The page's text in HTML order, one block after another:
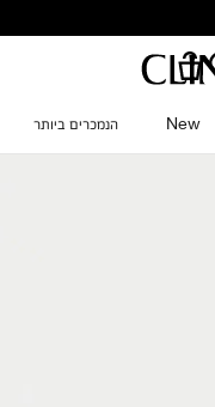
New הנמכרים ביותר